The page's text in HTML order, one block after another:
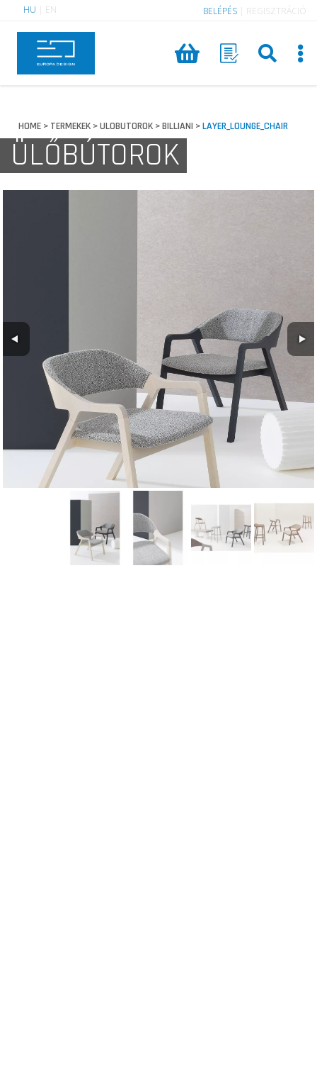
HU EN BELÉPÉS REGISZTRÁCIÓ
HOME > TERMEKEK >ULOBUTOROK >BILLIANI >LAYER_LOUNGE_CHAIR
ÜLŐBÚTOROK